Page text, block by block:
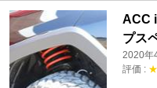
ACC
プス
2020年
評価 :